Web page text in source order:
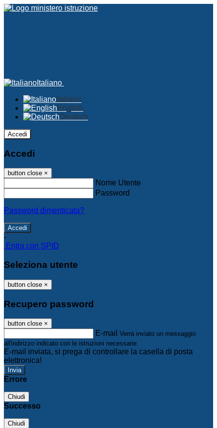
Italiano
Italiano
English
Deutsch
Accedi
Accedi
button close ×
Nome Utente
Password
Password dimenticata?
-
Entra con SPID
Seleziona utente
button close ×
Recupero password
button close ×
E-mail Verrà inviato un messaggio
all'indirizzo indicato con le istruzioni necessarie.
E-mail inviata, si prega di controllare la casella di posta
elettronica!
Errore
Chiudi
Successo
Chiudi